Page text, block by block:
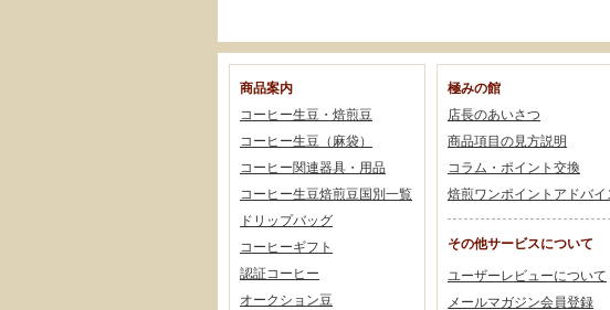
商品案内
コーヒー生豆・焙煎豆
コーヒー生豆（麻袋）
コーヒー関連器具・用品
コーヒー生豆焙煎豆国別一覧
ドリップバッグ
コーヒーギフト
認証コーヒー
オークション豆
極みの館
店長のあいさつ
商品項目の見方説明
コラム・ポイント交換
焙煎ワンポイントアドバイ
その他サービスについて
ユーザーレビューについて
メールマガジン会員登録